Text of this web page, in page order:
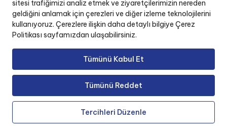
sitesi trafiğimizi analiz etmek ve ziyaretçilerimizin nereden
geldiğini anlamak için çerezleri ve diğer izleme teknolojilerini
kullanıyoruz. Çerezlere ilişkin daha detaylı bilgiye Çerez
Politikası sayfamızdan ulaşabilirsiniz.
Tümünü Kabul Et
Tümünü Reddet
Tercihleri Düzenle
İnsan Kaynakları
Okul Yönetim Sistemi
Copyright © 2025 Özel Ege Lisesi. Tüm Hakları
Saklıdır.